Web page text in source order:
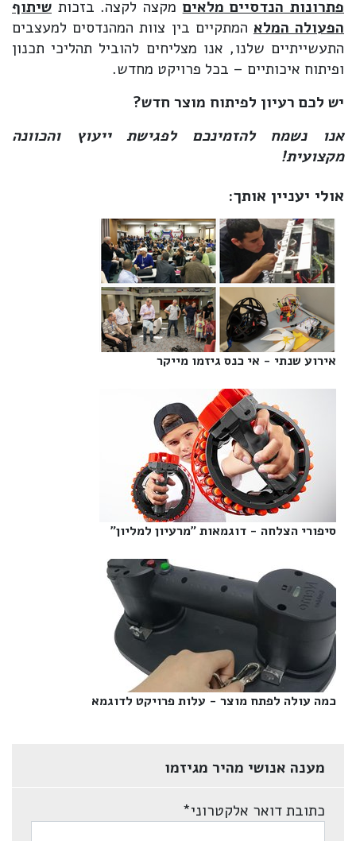
פתרונות הנדסיים מלאים מקצה לקצה. בזכות שיתוף
הפעולה המלא המתקיים בין צוות המהנדסים למעצבים
התעשייתיים שלנו, אנו מצליחים להוביל תהליכי תכנון
ופיתוח איכותיים – בכל פרויקט מחדש.
יש לכם רעיון לפיתוח מוצר חדש?
אנו נשמח להזמינכם לפגישת ייעוץ והכוונה
מקצועית!
אולי יעניין אותך:
אירוע שנתי - אי כנס גיזמו מייקר‎
סיפורי הצלחה - דוגמאות "מרעיון למליון"‎
כמה עולה לפתח מוצר - עלות פרויקט לדוגמא‎
מענה אנושי מהיר מגיזמו
כתובת דואר אלקטרוני*